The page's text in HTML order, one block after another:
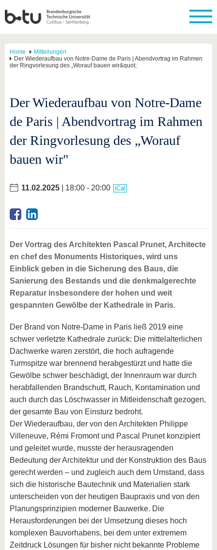
Home
Mitteilungen
Der Wiederaufbau von Notre-Dame de Paris | Abendvortrag im Rahmen
der Ringvorlesung des „Worauf bauen wir&quot;
Der Wiederaufbau von Notre-Dame
de Paris | Abendvortrag im Rahmen
der Ringvorlesung des „Worauf
bauen wir"
11.02.2025 | 18:00 - 20:00 iCal
Der Vortrag des Architekten Pascal Prunet, Architecte
en chef des Monuments Historiques, wird uns
Einblick geben in die Sicherung des Baus, die
Sanierung des Bestands und die denkmalgerechte
Reparatur insbesondere der hohen und weit
gespannten Gewölbe der Kathedrale in Paris.
Der Brand von Notre-Dame in Paris ließ 2019 eine
schwer verletzte Kathedrale zurück: Die mittelalterlichen
Dachwerke waren zerstört, die hoch aufragende
Turmspitze war brennend herabgestürzt und hatte die
Gewölbe schwer beschädigt, der Innenraum war durch
herabfallenden Brandschutt, Rauch, Kontamination und
auch durch das Löschwasser in Mitleidenschaft gezogen,
der gesamte Bau von Einsturz bedroht.
Der Wiederaufbau, der von den Architekten Philippe
Villeneuve, Rémi Fromont und Pascal Prunet konzipiert
und geleitet wurde, musste der herausragenden
Bedeutung der Architektur und der Konstruktion des Baus
gerecht werden – und zugleich auch dem Umstand, dass
sich die historische Bautechnik und Materialien stark
unterscheiden von der heutigen Baupraxis und von den
Planungsprinzipien moderner Bauwerke. Die
Herausforderungen bei der Umsetzung dieses hoch
komplexen Bauvorhabens, bei dem unter extremem
Zeitdruck Lösungen für bisher nicht bekannte Probleme